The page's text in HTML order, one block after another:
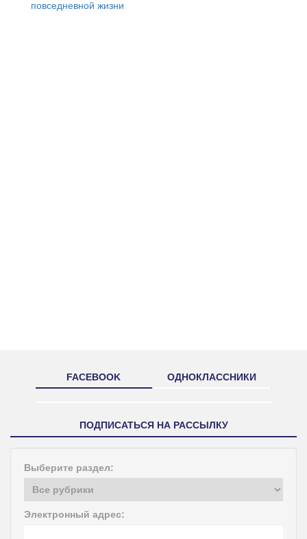
повседневной жизни
FACEBOOK ОДНОКЛАССНИКИ
ПОДПИСАТЬСЯ НА РАССЫЛКУ
Выберите раздел:
Электронный адрес: